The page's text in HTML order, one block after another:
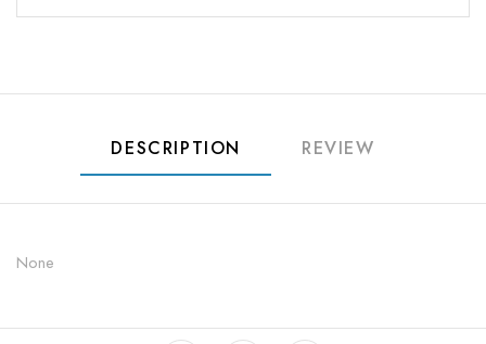
DESCRIPTION REVIEW
None